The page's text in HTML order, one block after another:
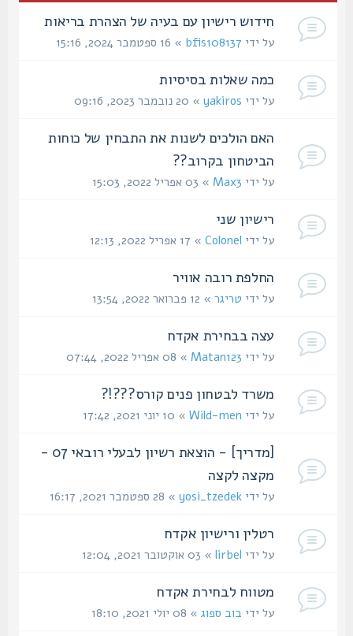
חידוש רישיון עם בעיה של הצהרת בריאות
על ידיbfis108137» 16 ספטמבר 2024, 15:16
כמה שאלות בסיסיות
על ידיyakiros» 20 נובמבר 2023, 09:16
האם הולכים לשנות את התבחין של כוחות
הביטחון בקרוב??
על ידיMax3» 03 אפריל 2022, 15:03
רישיון שני
על ידיColonel» 17 אפריל 2022, 12:13
החלפת רובה אוויר
על ידיטריגר» 12 פברואר 2022, 13:54
עצה בבחירת אקדח
על ידיMatan123» 08 אפריל 2022, 07:44
משרד לבטחון פנים קורס???!?
על ידיWild-men» 10 יוני 2021, 17:42
[מדריך] - הוצאת רשיון לבעלי רובאי 07 -
מקצה לקצה
על ידיyosi_tzedek» 28 ספטמבר 2021, 16:17
רטלין ורישיון אקדח
על ידיlirbel» 03 אוקטובר 2021, 12:04
מטווח לבחירת אקדח
על ידיבוב ספוג » 08 יולי 2021, 18:10